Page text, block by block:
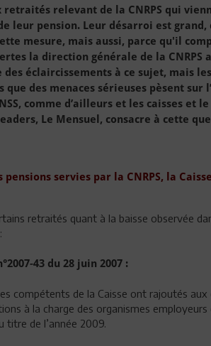
relevant de la CNRPS qui
leur pension. Leur désarroi est grand,
mesure, mais aussi, parce qu'il
la direction générale de la CNRPS
des éclaircissements à ce sujet, mais
des menaces sérieuses pèsent sur
comme d’ailleurs et les caisses et
Le Mensuel, consacre à cette
servies par la CNRPS, la
retraités quant à la baisse observée
43 du 28 juin 2007 :
compétents de la Caisse ont rajoutés
à la charge des organismes employeurs
titre de l’année 2009.